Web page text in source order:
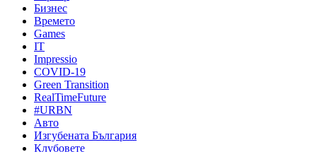
Бизнес
Времето
Games
IT
Impressio
COVID-19
Green Transition
RealTimeFuture
#URBN
Авто
Изгубената България
Клубовете